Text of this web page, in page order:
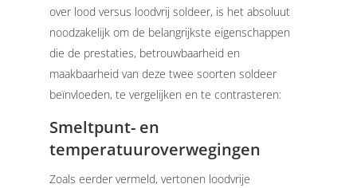
over lood versus loodvrij soldeer, is het absoluut
noodzakelijk om de belangrijkste eigenschappen
die de prestaties, betrouwbaarheid en
maakbaarheid van deze twee soorten soldeer
beïnvloeden, te vergelijken en te contrasteren:
Smeltpunt- en
temperatuuroverwegingen
Zoals eerder vermeld, vertonen loodvrije